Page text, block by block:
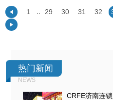
1 29 30 31 32
热门新闻
NEWS
CRFE济南连锁